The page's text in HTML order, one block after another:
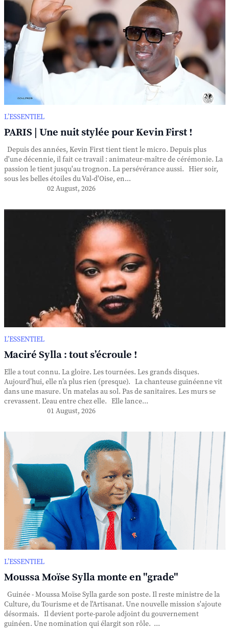
L’ESSENTIEL
PARIS | Une nuit stylée pour Kevin First !
Depuis des années, Kevin First tient tient le micro. Depuis plus
d'une décennie, il fait ce travail : animateur-maître de cérémonie. La
passion le tient jusqu'au trognon. La persévérance aussi. Hier soir,
sous les belles étoiles du Val-d'Oise, en...
02 August, 2026
L’ESSENTIEL
Maciré Sylla : tout s’écroule !
Elle a tout connu. La gloire. Les tournées. Les grands disques.
Aujourd’hui, elle n’a plus rien (presque). La chanteuse guinéenne vit
dans une masure. Un matelas au sol. Pas de sanitaires. Les murs se
crevassent. L'eau entre chez elle. Elle lance...
01 August, 2026
L’ESSENTIEL
Moussa Moïse Sylla monte en "grade"
Guinée - Moussa Moïse Sylla garde son poste. Il reste ministre de la
Culture, du Tourisme et de l'Artisanat. Une nouvelle mission s'ajoute
désormais. Il devient porte-parole adjoint du gouvernement
guinéen. Une nomination qui élargit son rôle. ...